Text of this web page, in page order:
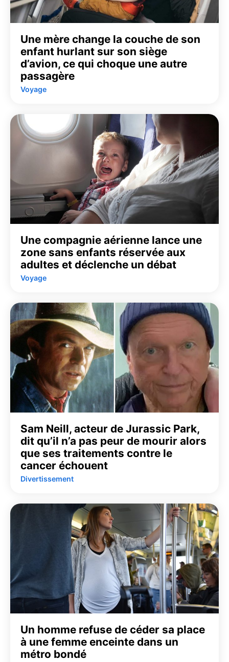
Une mère change la couche de son
enfant hurlant sur son siège
d’avion, ce qui choque une autre
passagère
Voyage
Une compagnie aérienne lance une
zone sans enfants réservée aux
adultes et déclenche un débat
Voyage
Sam Neill, acteur de Jurassic Park,
dit qu’il n’a pas peur de mourir alors
que ses traitements contre le
cancer échouent
Divertissement
Un homme refuse de céder sa place
à une femme enceinte dans un
métro bondé